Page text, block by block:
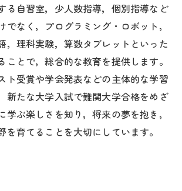
る自習室，少人数指導，個別指導など
でなく，プログラミング・ロボット，
，理科実験，算数タブレットといった
ことで，総合的な教育を提供します。
ト受賞や学会発表などの主体的な学習
新たな大学入試で難関大学合格をめざ
学ぶ楽しさを知り，将来の夢を抱き，
を育てることを大切にしています。